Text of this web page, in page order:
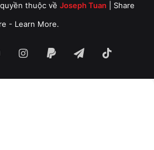
thuộc về Joseph Tuan | Share
- Learn More.
YouTubeInstagram
Paypal Telegram